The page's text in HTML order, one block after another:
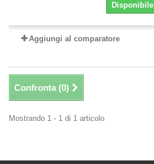
Disponibile
Aggiungi al comparatore
Confronta (0)
Mostrando 1 - 1 di 1 articolo